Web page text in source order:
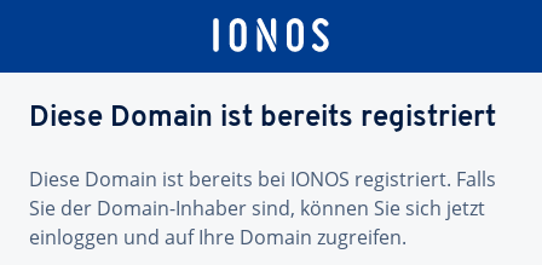
Diese Domain ist bereits registriert
Diese Domain ist bereits bei IONOS registriert. Falls
Sie der Domain-Inhaber sind, können Sie sich jetzt
einloggen und auf Ihre Domain zugreifen.